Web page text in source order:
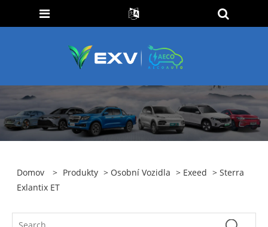
Domov > Produkty > Osobní Vozidla > Exeed > Sterra
Exlantix ET